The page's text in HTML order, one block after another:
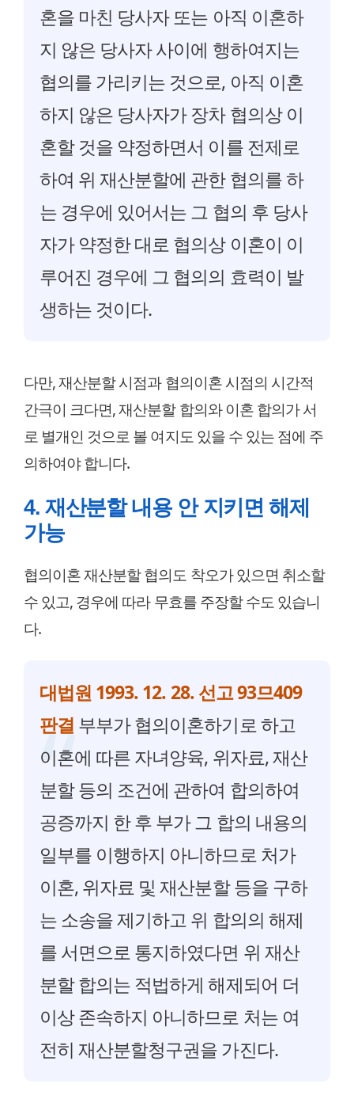
혼을 마친 당사자 또는 아직 이혼하
지 않은 당사자 사이에 행하여지는
협의를 가리키는 것으로, 아직 이혼
하지 않은 당사자가 장차 협의상 이
혼할 것을 약정하면서 이를 전제로
하여 위 재산분할에 관한 협의를 하
는 경우에 있어서는 그 협의 후 당사
자가 약정한 대로 협의상 이혼이 이
루어진 경우에 그 협의의 효력이 발
생하는 것이다.
다만, 재산분할 시점과 협의이혼 시점의 시간적
간극이 크다면, 재산분할 합의와 이혼 합의가 서
로 별개인 것으로 볼 여지도 있을 수 있는 점에 주
의하여야 합니다.
4. 재산분할 내용 안 지키면 해제
가능
협의이혼 재산분할 협의도 착오가 있으면 취소할
수 있고, 경우에 따라 무효를 주장할 수도 있습니
다.
대법원 1993. 12. 28. 선고 93므409
판결 부부가 협의이혼하기로 하고
이혼에 따른 자녀양육, 위자료, 재산
분할 등의 조건에 관하여 합의하여
공증까지 한 후 부가 그 합의 내용의
일부를 이행하지 아니하므로 처가
이혼, 위자료 및 재산분할 등을 구하
는 소송을 제기하고 위 합의의 해제
를 서면으로 통지하였다면 위 재산
분할 합의는 적법하게 해제되어 더
이상 존속하지 아니하므로 처는 여
전히 재산분할청구권을 가진다.